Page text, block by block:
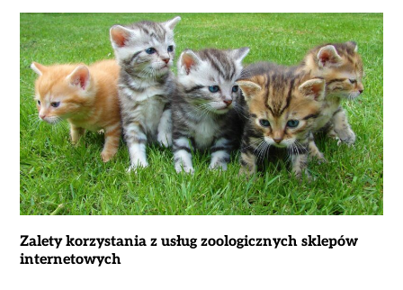
Zalety korzystania z usług zoologicznych sklepów
internetowych